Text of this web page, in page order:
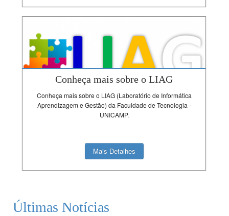
Conheça mais sobre o LIAG
Conheça mais sobre o LIAG (Laboratório de Informática
Aprendizagem e Gestão) da Faculdade de Tecnologia -
UNICAMP.
Mais Detalhes
Últimas Notícias